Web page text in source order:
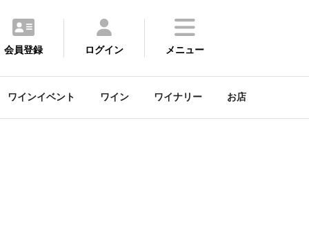
会員登録 ログイン メニュー
ワインイベント ワイン ワイナリー お店